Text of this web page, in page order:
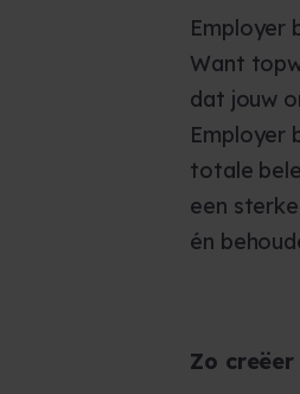
Employer
Want
dat jouw
Employer
totale
een
én
Zo